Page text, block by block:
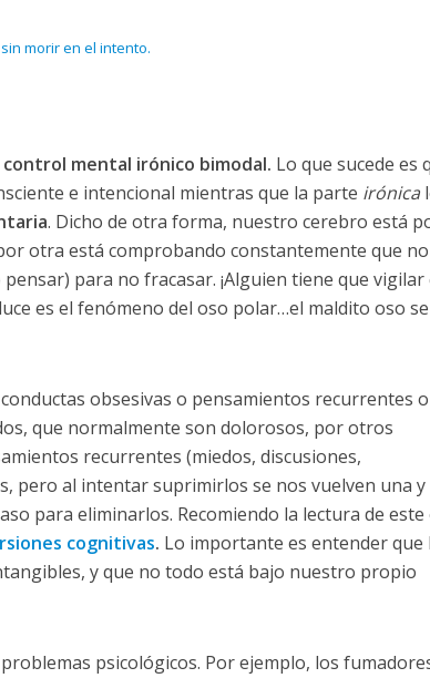
morir en el intento.
control mental irónico bimodal. Lo que sucede es
e intencional mientras que la parte irónica
. Dicho de otra forma, nuestro cerebro está
otra está comprobando constantemente que
para no fracasar. ¡Alguien tiene que vigilar
es el fenómeno del oso polar…el maldito oso
obsesivas o pensamientos recurrentes o
que normalmente son dolorosos, por otros
recurrentes (miedos, discusiones,
pero al intentar suprimirlos se nos vuelven una
para eliminarlos. Recomiendo la lectura de
cognitivas. Lo importante es entender que
y que no todo está bajo nuestro propio
psicológicos. Por ejemplo, los